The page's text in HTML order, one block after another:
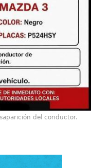
del conductor.